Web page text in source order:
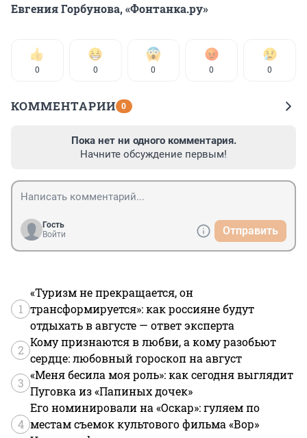
Евгения Горбунова, «Фонтанка.ру»
0 0 0 0 0
КОММЕНТАРИИ 0
Пока нет ни одного комментария.
Начните обсуждение первым!
Гость
Войти
Отправить
1
«Туризм не прекращается, он
трансформируется»: как россияне будут
отдыхать в августе — ответ эксперта
2
Кому признаются в любви, а кому разобьют
сердце: любовный гороскоп на август
3
«Меня бесила моя роль»: как сегодня выглядит
Пуговка из «Папиных дочек»
4
Его номинировали на «Оскар»: гуляем по
местам съемок культового фильма «Вор»